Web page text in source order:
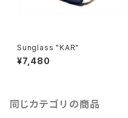
Sunglass "KAR"
¥7,480
同じカテゴリの商品